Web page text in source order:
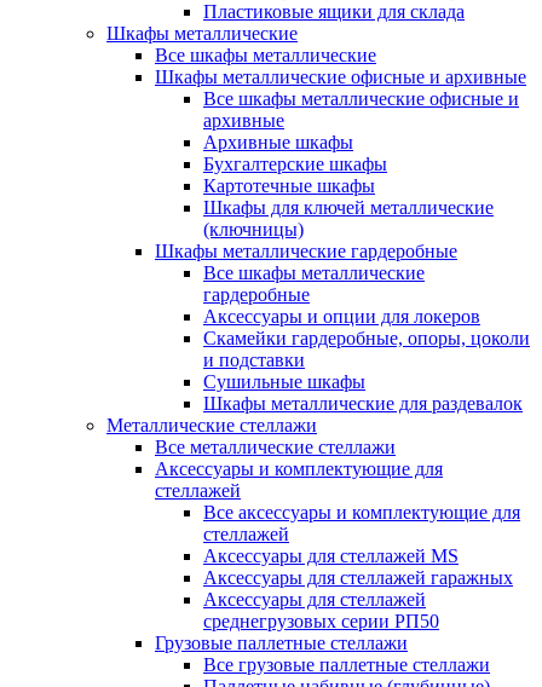
Пластиковые ящики для склада
Шкафы металлические
Все шкафы металлические
Шкафы металлические офисные и архивные
Все шкафы металлические офисные и
архивные
Архивные шкафы
Бухгалтерские шкафы
Картотечные шкафы
Шкафы для ключей металлические
(ключницы)
Шкафы металлические гардеробные
Все шкафы металлические
гардеробные
Аксессуары и опции для локеров
Скамейки гардеробные, опоры, цоколи
и подставки
Сушильные шкафы
Шкафы металлические для раздевалок
Металлические стеллажи
Все металлические стеллажи
Аксессуары и комплектующие для
стеллажей
Все аксессуары и комплектующие для
стеллажей
Аксессуары для стеллажей MS
Аксессуары для стеллажей гаражных
Аксессуары для стеллажей
среднегрузовых серии РП50
Грузовые паллетные стеллажи
Все грузовые паллетные стеллажи